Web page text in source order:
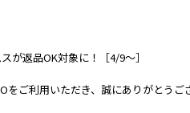
が返品OK対象に！［4/9～］
をご利用いただき、誠にありがとうご